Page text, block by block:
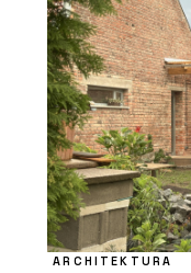
ARCHITEKTURA